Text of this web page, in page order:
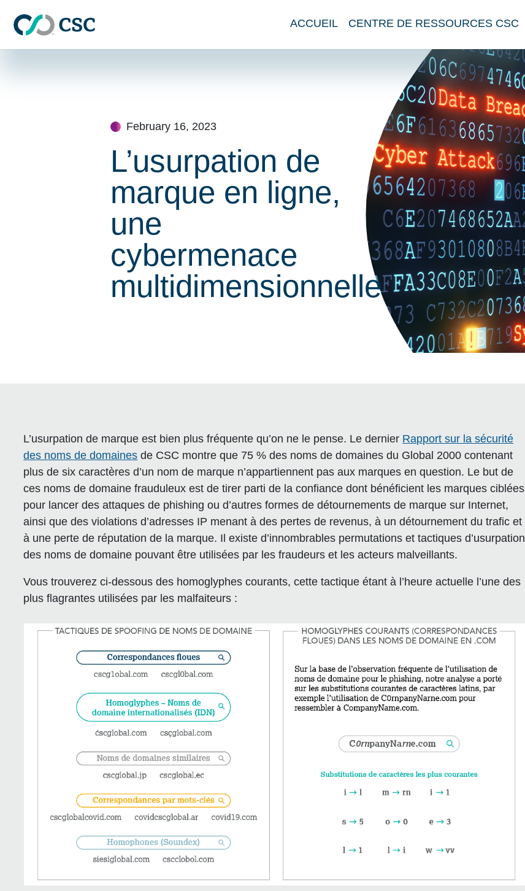
ACCUEIL
CENTRE DE RESSOURCES CSC
February 16, 2023
L’usurpation de
marque en ligne,
une
cybermenace
multidimensionnelle
L’usurpation de marque est bien plus fréquente qu’on ne le pense. Le dernier Rapport sur la sécurité
des noms de domaines de CSC montre que 75 % des noms de domaines du Global 2000 contenant
plus de six caractères d’un nom de marque n’appartiennent pas aux marques en question. Le but de
ces noms de domaine frauduleux est de tirer parti de la confiance dont bénéficient les marques ciblées
pour lancer des attaques de phishing ou d’autres formes de détournements de marque sur Internet,
ainsi que des violations d’adresses IP menant à des pertes de revenus, à un détournement du trafic et
à une perte de réputation de la marque. Il existe d’innombrables permutations et tactiques d’usurpation
des noms de domaine pouvant être utilisées par les fraudeurs et les acteurs malveillants.
Vous trouverez ci-dessous des homoglyphes courants, cette tactique étant à l’heure actuelle l’une des
plus flagrantes utilisées par les malfaiteurs :